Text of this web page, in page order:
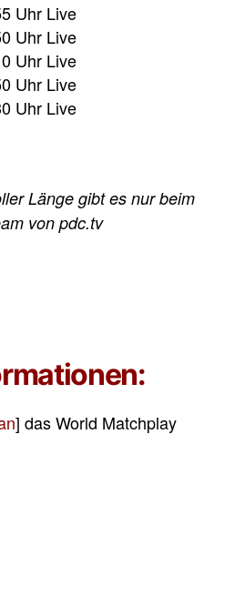
Uhr Live
Uhr Live
Uhr Live
Uhr Live
Uhr Live
Länge gibt es nur beim
von pdc.tv
] das World Matchplay